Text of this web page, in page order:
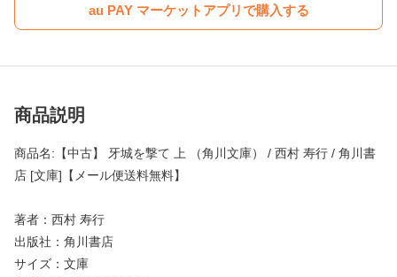
au PAY マーケットアプリで購入する
商品説明
商品名:【中古】 牙城を撃て 上 （角川文庫） / 西村 寿行 / 角川書
店 [文庫]【メール便送料無料】
著者：西村 寿行
出版社：角川書店
サイズ：文庫